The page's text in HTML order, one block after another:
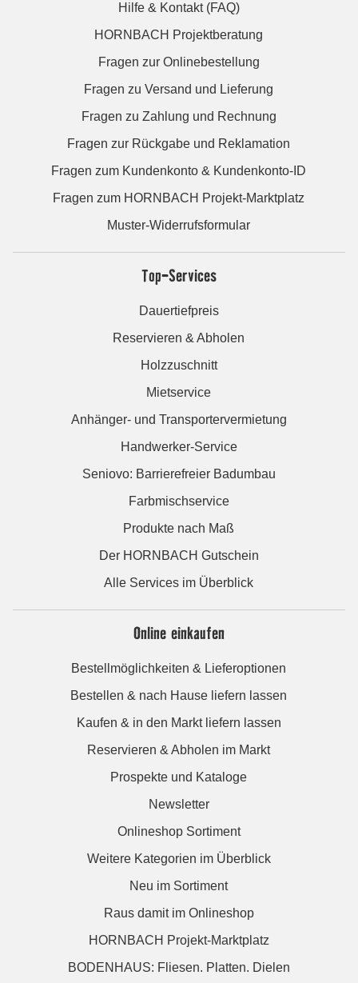
Hilfe & Kontakt (FAQ)
HORNBACH Projektberatung
Fragen zur Onlinebestellung
Fragen zu Versand und Lieferung
Fragen zu Zahlung und Rechnung
Fragen zur Rückgabe und Reklamation
Fragen zum Kundenkonto & Kundenkonto-ID
Fragen zum HORNBACH Projekt-Marktplatz
Muster-Widerrufsformular
Top-Services
Dauertiefpreis
Reservieren & Abholen
Holzzuschnitt
Mietservice
Anhänger- und Transportervermietung
Handwerker-Service
Seniovo: Barrierefreier Badumbau
Farbmischservice
Produkte nach Maß
Der HORNBACH Gutschein
Alle Services im Überblick
Online einkaufen
Bestellmöglichkeiten & Lieferoptionen
Bestellen & nach Hause liefern lassen
Kaufen & in den Markt liefern lassen
Reservieren & Abholen im Markt
Prospekte und Kataloge
Newsletter
Onlineshop Sortiment
Weitere Kategorien im Überblick
Neu im Sortiment
Raus damit im Onlineshop
HORNBACH Projekt-Marktplatz
BODENHAUS: Fliesen. Platten. Dielen